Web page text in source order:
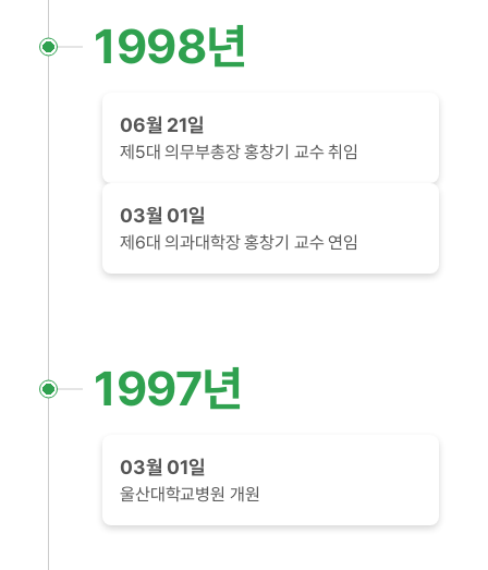
1998년
06월 21일
제5대 의무부총장 홍창기 교수 취임
03월 01일
제6대 의과대학장 홍창기 교수 연임
1997년
03월 01일
울산대학교병원 개원